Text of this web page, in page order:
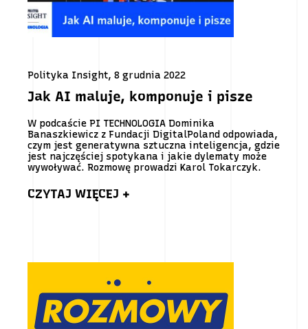
Polityka Insight, 8 grudnia 2022
Jak AI maluje, komponuje i pisze
W podcaście PI TECHNOLOGIA Dominika
Banaszkiewicz z Fundacji DigitalPoland odpowiada,
czym jest generatywna sztuczna inteligencja, gdzie
jest najczęściej spotykana i jakie dylematy może
wywoływać. Rozmowę prowadzi Karol Tokarczyk.
CZYTAJ WIĘCEJ +